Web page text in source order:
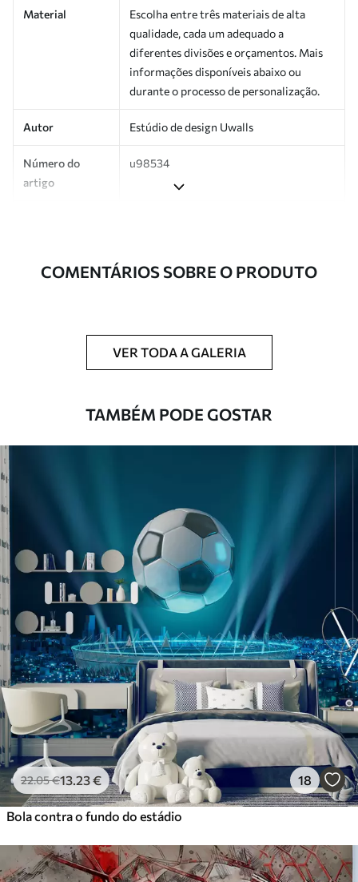
Material
Escolha entre três materiais de alta
qualidade, cada um adequado a
diferentes divisões e orçamentos. Mais
informações disponíveis abaixo ou
durante o processo de personalização.
Autor Estúdio de design Uwalls
Número do
artigo
u98534
Adicionalmente
Disponível com revestimento de verniz
esponja macia. Murais de parede com
revestimento de verniz podem ser limpos
Aplicação perfeita
45 .00 .00 €/m²
Premium
56.6734 .00 €/m²
Vinil Premium
65.0039 .00
Peel and Stick
81.6749.00€/m²
COMENTÁRIOS SOBRE O PRODUTO
VER TODA A GALERIA
TAMBÉM PODE GOSTAR
22.05€13 .23€ 18
Bola contra o fundo do estádio